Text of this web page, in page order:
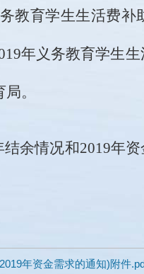
教育学生生活费补
年义务教育学生
。
结余情况和2019年
年资金需求的通知)附件